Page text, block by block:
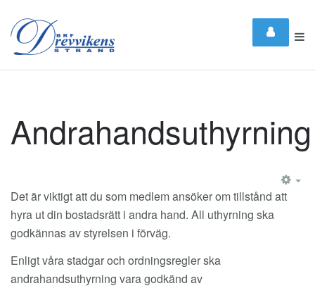
Andrahandsuthyrning
Det är viktigt att du som medlem ansöker om tillstånd att
hyra ut din bostadsrätt i andra hand. All uthyrning ska
godkännas av styrelsen i förväg.
Enligt våra stadgar och ordningsregler ska
andrahandsuthyrning vara godkänd av